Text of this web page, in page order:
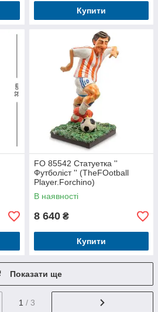
Купити
FO 85542 Статуетка ''
Футболіст '' (TheFOotball
Player.Forchino)
В наявності
8 640 ₴
Купити
Показати ще
1 / 3